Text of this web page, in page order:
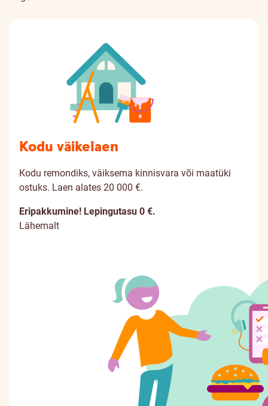
Kodu väikelaen
Kodu remondiks, väiksema kinnisvara või maatüki
ostuks. Laen alates 20 000 €.
Eripakkumine! Lepingutasu 0 €.
Lähemalt